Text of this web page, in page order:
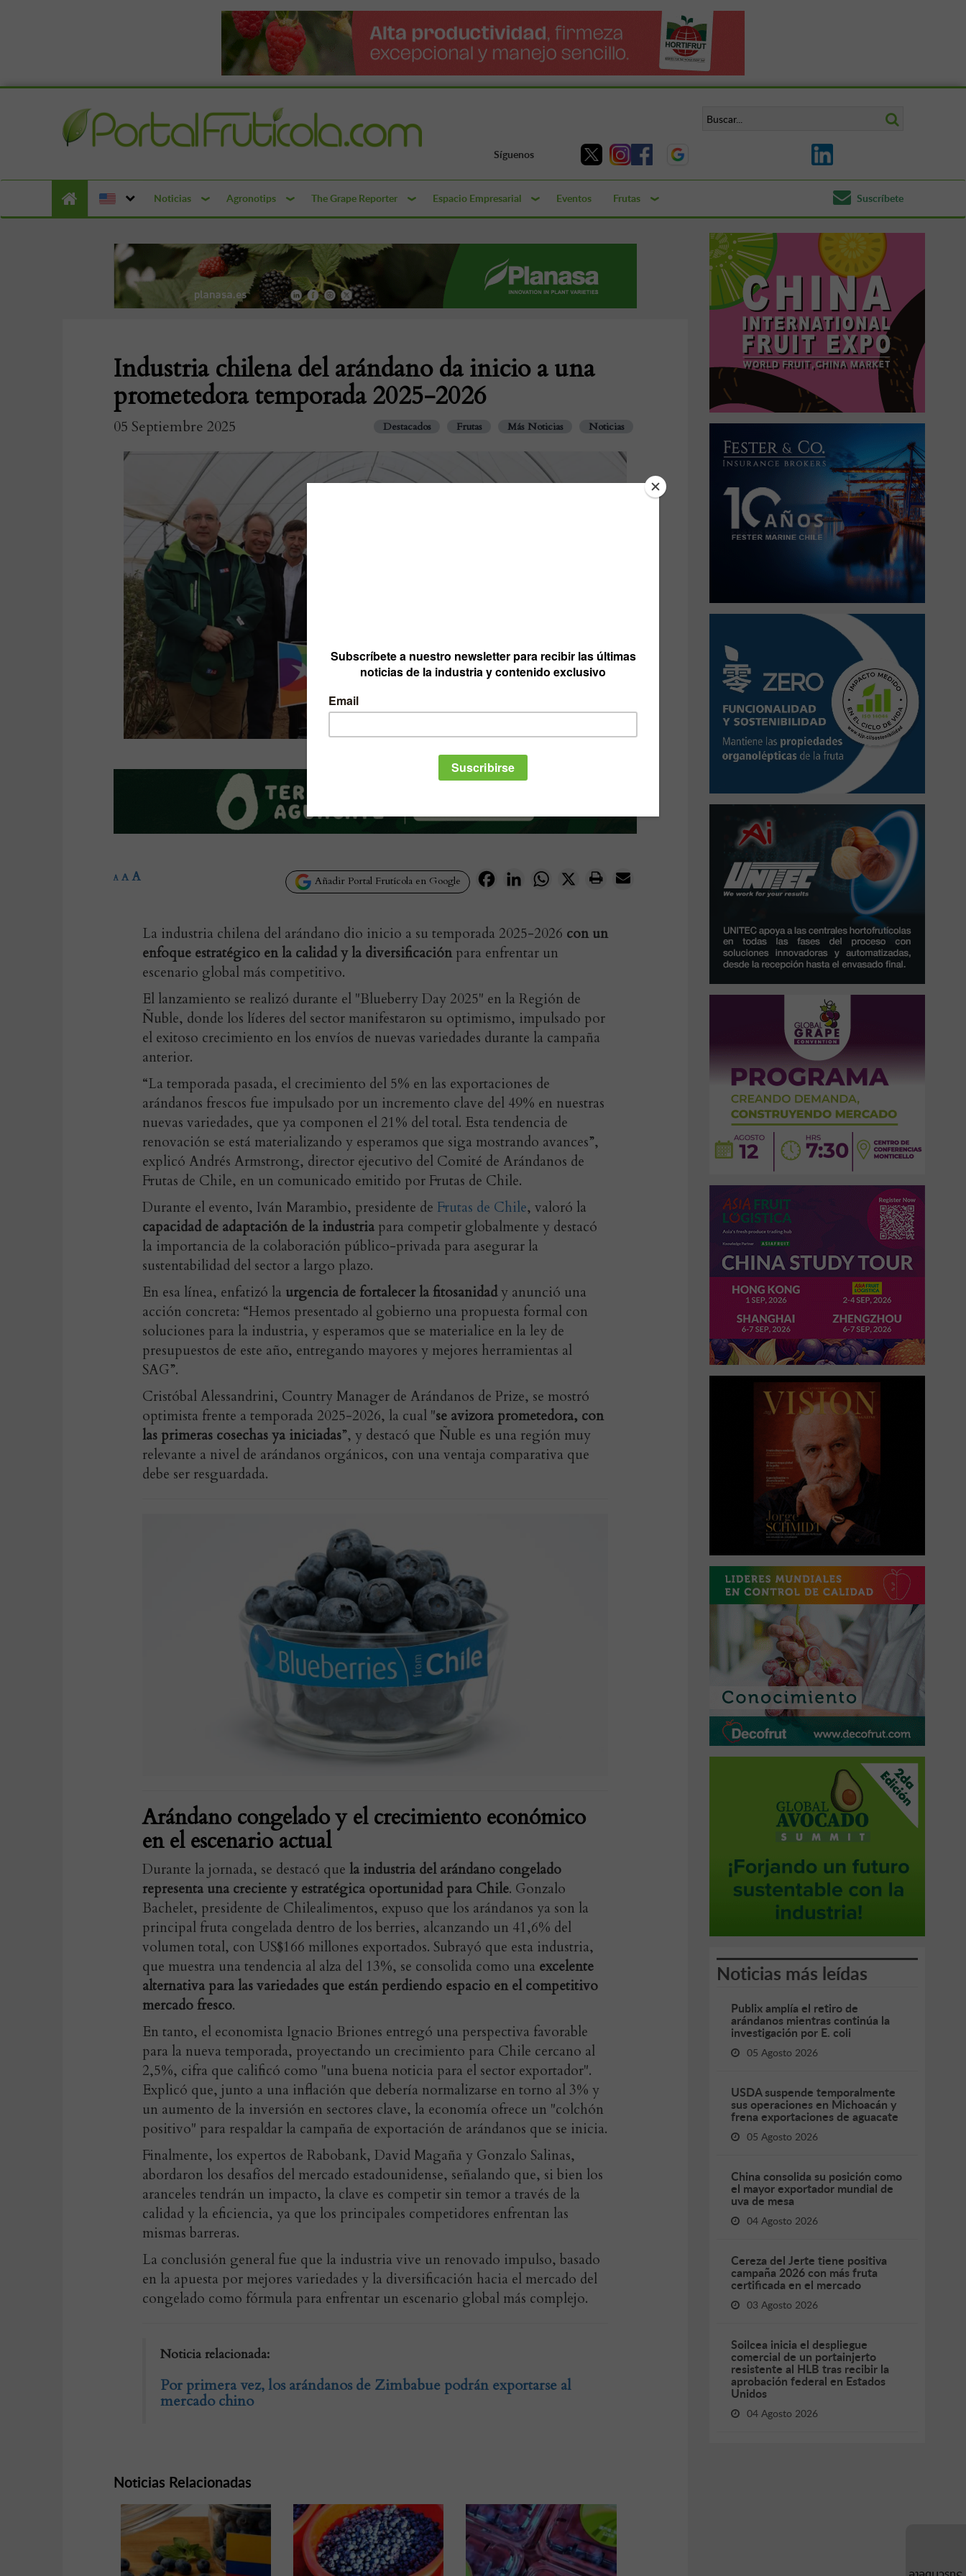
Síguenos
Noticias Agronotips The Grape Reporter Espacio Empresarial Eventos Frutas Suscríbete
Industria chilena del arándano da inicio a una
prometedora temporada 2025-2026
05 Septiembre 2025 Destacados Frutas Más Noticias Noticias
Añadir Portal Frutícola en Google FacebookLinkedInWhatsApp
X
A A A
La industria chilena del arándano dio inicio a su temporada 2025-2026 con un
enfoque estratégico en la calidad y la diversificaciónpara enfrentar un
escenario global más competitivo.
El lanzamiento se realizó durante el "Blueberry Day 2025" en la Región de
Ñuble, donde los líderes del sector manifestaron su optimismo, impulsado por
el exitoso crecimiento en los envíos de nuevas variedades durante la campaña
anterior.
“La temporada pasada, el crecimiento del 5% en las exportaciones de
arándanos frescos fue impulsado por un incremento clave del 49% en nuestras
nuevas variedades, que ya componen el 21% del total. Esta tendencia de
renovación se está materializando y esperamos que siga mostrando avances”,
explicó Andrés Armstrong, director ejecutivo del Comité de Arándanos de
Frutas de Chile, en un comunicado emitido por Frutas de Chile.
Durante el evento, Iván Marambio, presidente de Frutas de Chile, valoró la
capacidad de adaptación de la industria para competir globalmente y destacó
la importancia de la colaboración público-privada para asegurar la
sustentabilidad del sector a largo plazo.
En esa línea, enfatizó la urgencia de fortalecer la fitosanidady anunció una
acción concreta: “Hemos presentado al gobierno una propuesta formal con
soluciones para la industria, y esperamos que se materialice en la ley de
presupuestos de este año, entregando mayores y mejores herramientas al
SAG”.
Cristóbal Alessandrini, Country Manager de Arándanos de Prize, se mostró
optimista frente a temporada 2025-2026, la cual "se avizora prometedora, con
las primeras cosechas ya iniciadas”, y destacó que Ñuble es una región muy
relevante a nivel de arándanos orgánicos, con una ventaja comparativa que
debe ser resguardada.
Arándano congelado y el crecimiento económico
en el escenario actual
Durante la jornada, se destacó que la industria del arándano congelado
representa una creciente y estratégica oportunidad para Chile. Gonzalo
Bachelet, presidente de Chilealimentos, expuso que los arándanos ya son la
principal fruta congelada dentro de los berries, alcanzando un 41,6% del
volumen total, con US$166 millones exportados. Subrayó que esta industria,
que muestra una tendencia al alza del 13%, se consolida como una excelente
alternativa para las variedades que están perdiendo espacio en el competitivo
mercado fresco.
En tanto, el economista Ignacio Briones entregó una perspectiva favorable
para la nueva temporada, proyectando un crecimiento para Chile cercano al
2,5%, cifra que calificó como "una buena noticia para el sector exportador".
Explicó que, junto a una inflación que debería normalizarse en torno al 3% y
un aumento de la inversión en sectores clave, la economía ofrece un "colchón
positivo" para respaldar la campaña de exportación de arándanos que se inicia.
Finalmente, los expertos de Rabobank, David Magaña y Gonzalo Salinas,
abordaron los desafíos del mercado estadounidense, señalando que, si bien los
aranceles tendrán un impacto, la clave es competir sin temor a través de la
calidad y la eficiencia, ya que los principales competidores enfrentan las
mismas barreras.
La conclusión general fue que la industria vive un renovado impulso, basado
en la apuesta por mejores variedades y la diversificación hacia el mercado del
congelado como fórmula para enfrentar un escenario global más complejo.
Noticia relacionada:
Por primera vez, los arándanos de Zimbabue podrán exportarse al
mercado chino
Noticias Relacionadas
Noticias más leídas
Publix amplía el retiro de
arándanos mientras continúa la
investigación por E. coli
05 Agosto 2026
USDA suspende temporalmente
sus operaciones en Michoacán y
frena exportaciones de aguacate
05 Agosto 2026
China consolida su posición como
el mayor exportador mundial de
uva de mesa
04 Agosto 2026
Cereza del Jerte tiene positiva
campaña 2026 con más fruta
certificada en el mercado
03 Agosto 2026
Soilcea inicia el despliegue
comercial de un portainjerto
resistente al HLB tras recibir la
aprobación federal en Estados
Unidos
04 Agosto 2026